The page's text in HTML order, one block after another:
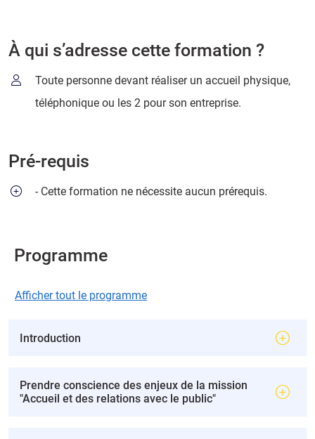
À qui s’adresse cette formation ?
Toute personne devant réaliser un accueil physique,
téléphonique ou les 2 pour son entreprise.
Pré-requis
- Cette formation ne nécessite aucun prérequis.
Programme
Afficher tout le programme
Introduction
Prendre conscience des enjeux de la mission
"Accueil et des relations avec le public"